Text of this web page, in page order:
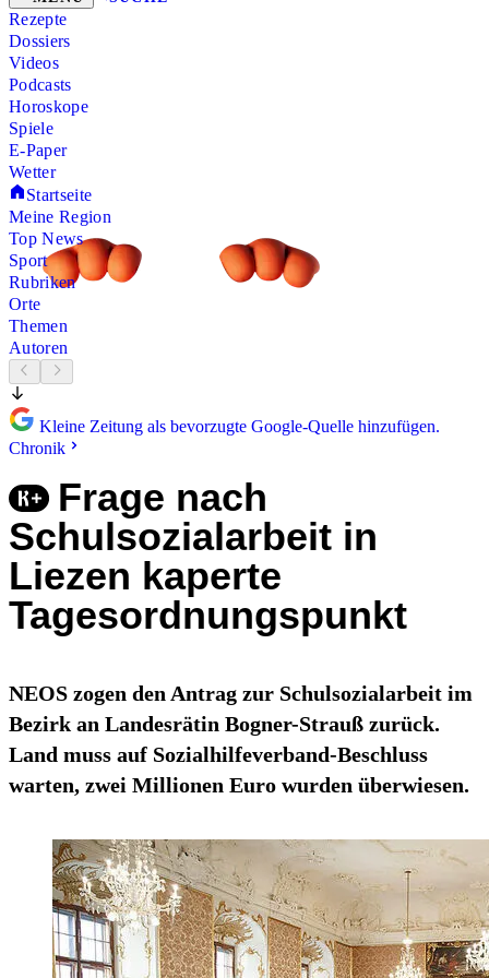
Rezepte
Dossiers
Videos
Podcasts
Horoskope
Spiele
E-Paper
Wetter
Startseite
Meine Region
Top News
Sport
Rubriken
Orte
Themen
Autoren
Kleine Zeitung als bevorzugte Google-Quelle hinzufügen.
Chronik
Frage nach
Schulsozialarbeit in
Liezen kaperte
Tagesordnungspunkt
NEOS zogen den Antrag zur Schulsozialarbeit im
Bezirk an Landesrätin Bogner-Strauß zurück.
Land muss auf Sozialhilfeverband-Beschluss
warten, zwei Millionen Euro wurden überwiesen.